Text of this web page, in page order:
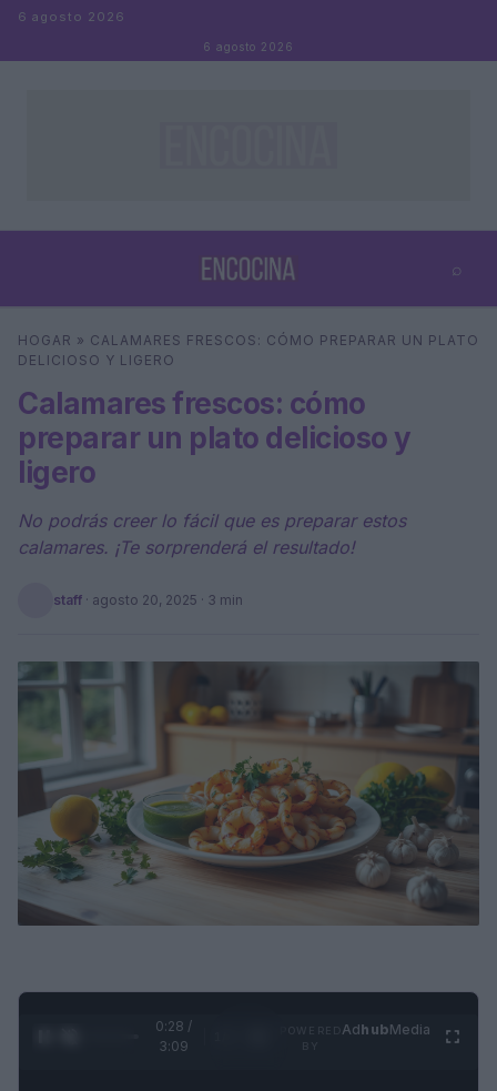
Saltar al contenido
6 agosto 2026
6 agosto 2026
⌕
Buscar ⌕ ×
HOGAR » CALAMARES FRESCOS: CÓMO PREPARAR UN PLATO
DELICIOSO Y LIGERO
Calamares frescos: cómo
preparar un plato delicioso y
ligero
No podrás creer lo fácil que es preparar estos
calamares. ¡Te sorprenderá el resultado!
staff · agosto 20, 2025 · 3 min
0:29 /
3:09
AdhubMedia